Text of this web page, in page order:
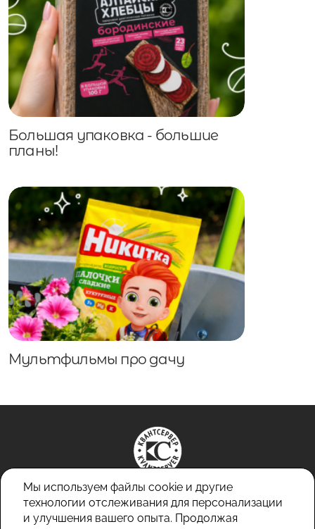
Большая упаковка - большие
планы!
Мультфильмы про дачу
Мы используем файлы cookie и другие
технологии отслеживания для персонализации
и улучшения вашего опыта. Продолжая